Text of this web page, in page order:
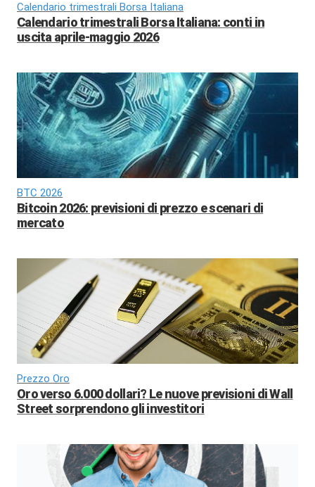
Calendario trimestrali Borsa Italiana
Calendario trimestrali Borsa Italiana: conti in
uscita aprile-maggio 2026
BTC 2026
Bitcoin 2026: previsioni di prezzo e scenari di
mercato
Prezzo Oro
Oro verso 6.000 dollari? Le nuove previsioni di Wall
Street sorprendono gli investitori